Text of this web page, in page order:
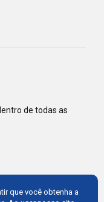
de todas as
que você obtenha a